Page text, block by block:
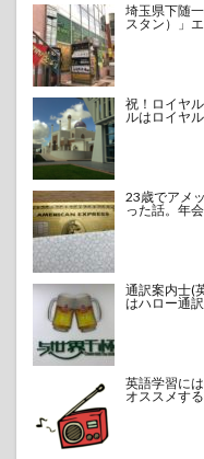
埼玉県下随
スタン）」
祝！ロイヤ
ルはロイヤ
23歳でアメ
った話。年
通訳案内士(
はハロー通
英語学習に
オススメす